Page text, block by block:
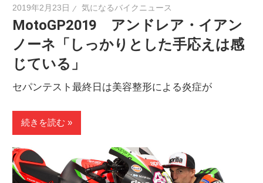
2019年2月23日 気になるバイクニュース
MotoGP2019 アンドレア・イアン
ノーネ「しっかりとした手応えは感
じている」
セパンテスト最終日は美容整形による炎症が
続きを読む